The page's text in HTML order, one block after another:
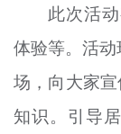
北京宣传文
宣传思想文
专题
此次活
体验等。活
场，向大家
知识。引导